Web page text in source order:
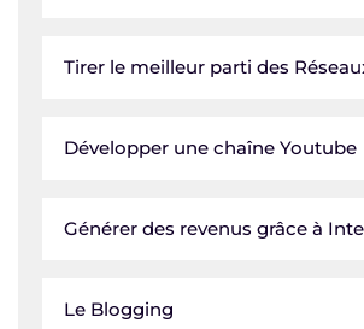
Tirer le meilleur parti des
Développer une chaîne Youtube
Générer des revenus grâce à
Le Blogging